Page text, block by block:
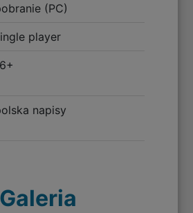
(PC)
player
napisy
Galeria